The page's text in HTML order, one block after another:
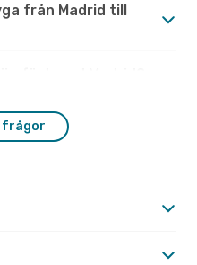
från Madrid till
frågor